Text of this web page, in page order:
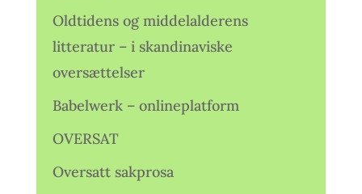
Oldtidens og middelalderens
litteratur – i skandinaviske
oversættelser
Babelwerk – onlineplatform
OVERSAT
Oversatt sakprosa